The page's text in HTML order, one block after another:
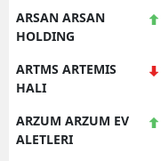
ARSAN ARSAN
HOLDING
ARTMS ARTEMIS
HALI
ARZUM ARZUM EV
ALETLERI